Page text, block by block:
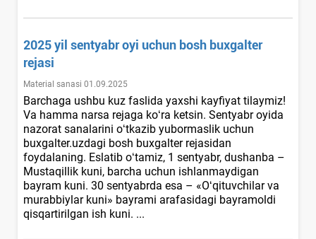
2025 yil sentyabr oyi uchun bosh buхgalter
rejasi
Material sanasi 01.09.2025
Barchaga ushbu kuz faslida yaхshi kayfiyat tilaymiz!
Va hamma narsa rejaga koʻra ketsin. Sentyabr oyida
nazorat sanalarini oʻtkazib yubormaslik uchun
buxgalter.uzdagi bosh buхgalter rejasidan
foydalaning. Eslatib oʻtamiz, 1 sentyabr, dushanba –
Mustaqillik kuni, barcha uchun ishlanmaydigan
bayram kuni. 30 sentyabrda esa – «Oʻqituvchilar va
murabbiylar kuni» bayrami arafasidagi bayramoldi
qisqartirilgan ish kuni. ...